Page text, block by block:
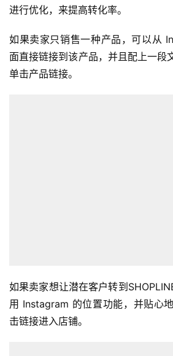
进行优化，来提高转化率。
如果卖家只销售一种产品，可以从
面直接链接到该产品，并且配上一段
单击产品链接。
如果卖家想让潜在客户转到
用 Instagram 的位置功能，并贴心
击链接进入店铺。